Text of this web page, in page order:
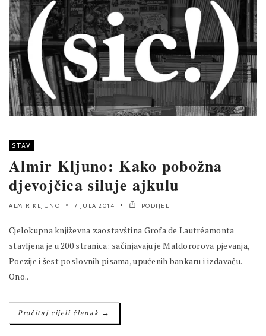
STAV
Almir Kljuno: Kako pobožna
djevojčica siluje ajkulu
ALMIR KLJUNO 7 JULA 2014 PODIJELI
Cjelokupna književna zaostavština Grofa de Lautréamonta
stavljena je u 200 stranica: sačinjavaju je Maldororova pjevanja,
Poezije i šest poslovnih pisama, upućenih bankaru i izdavaču.
Ono..
Pročitaj cijeli članak →